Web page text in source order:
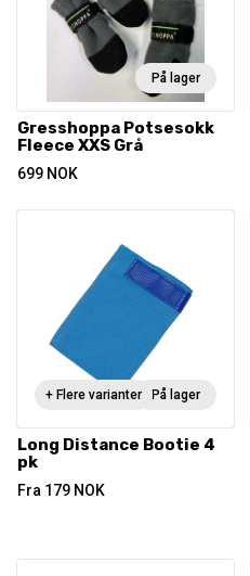
På lager
Gresshoppa Potsesokk
Fleece XXS Grå
699 NOK
På lager
+ Flere varianter
Long Distance Bootie 4
pk
Fra 179 NOK